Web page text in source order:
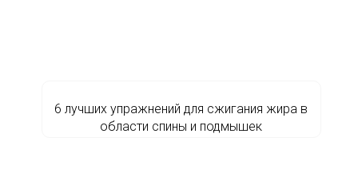
6 лучших упражнений для сжигания жира в
области спины и подмышек